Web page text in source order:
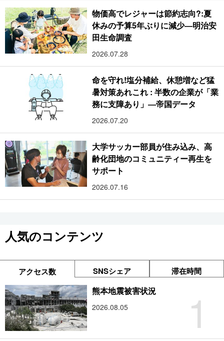
物価高でレジャーは節約志向?:夏
休みの予算5年ぶりに減少―明治安
田生命調査
2026.07.28
命を守れ!塩分補給、休憩増など猛
暑対策あれこれ : 半数の企業が「業
務に支障あり」―帝国データ
2026.07.20
大学サッカー部員が住み込み、高
齢化団地のコミュニティー再生を
サポート
2026.07.16
人気のコンテンツ
アクセス数 SNSシェア 滞在時間
1
熊本地震被害状況
2026.08.05